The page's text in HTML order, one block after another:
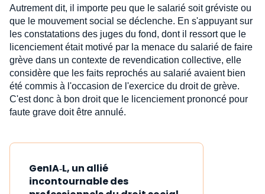
Autrement dit, il importe peu que le salarié soit gréviste ou
que le mouvement social se déclenche. En s'appuyant sur
les constatations des juges du fond, dont il ressort que le
licenciement était motivé par la menace du salarié de faire
grève dans un contexte de revendication collective, elle
considère que les faits reprochés au salarié avaient bien
été commis à l'occasion de l'exercice du droit de grève.
C'est donc à bon droit que le licenciement prononcé pour
faute grave doit être annulé.
GenIA‑L, un allié
incontournable des